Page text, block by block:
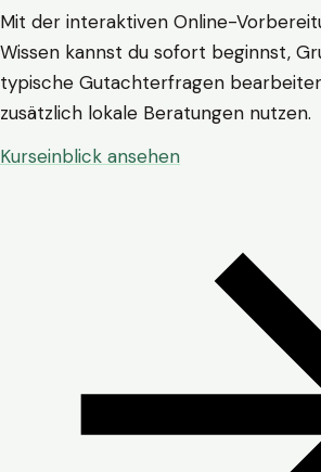
Mit der interaktiven Online-
Wissen kannst du sofort beginnst,
typische Gutachterfragen
zusätzlich lokale Beratungen nutzen.
Kurseinblick ansehen